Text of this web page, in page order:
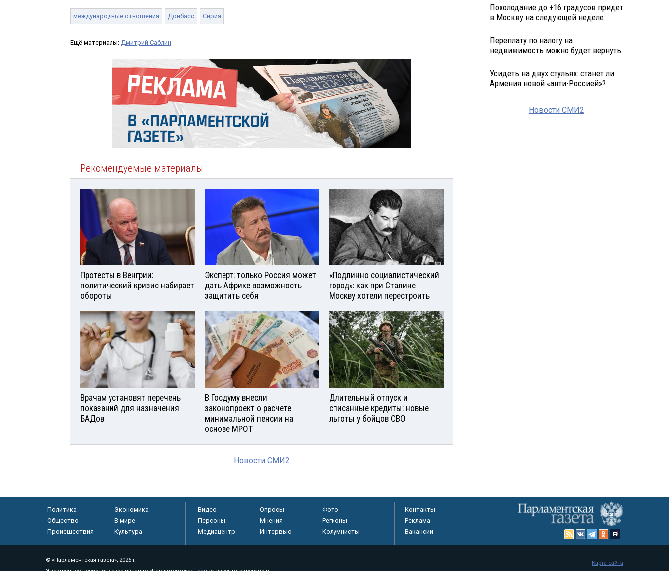
международные отношения Донбасс Сирия
Ещё материалы: Дмитрий Саблин
Рекомендуемые материалы
Протесты в Венгрии:
политический кризис набирает
обороты
Эксперт: только Россия может
дать Африке возможность
защитить себя
«Подлинно социалистический
город»: как при Сталине
Москву хотели перестроить
Врачам установят перечень
показаний для назначения
БАДов
В Госдуму внесли
законопроект о расчете
минимальной пенсии на
основе МРОТ
Длительный отпуск и
списанные кредиты: новые
льготы у бойцов СВО
Новости СМИ2
Похолодание до +16 градусов придет
в Москву на следующей неделе
Переплату по налогу на
недвижимость можно будет вернуть
Усидеть на двух стульях: станет ли
Армения новой «анти-Россией»?
Новости СМИ2
Политика
Экономика
Общество
В мире
Происшествия
Культура
Видео Опросы
Фото
Персоны
Мнения
Регионы
Медиацентр
Интервью Колумнисты
Контакты
Реклама
Вакансии
© «Парламентская газета», 2026 г.
Карта сайта